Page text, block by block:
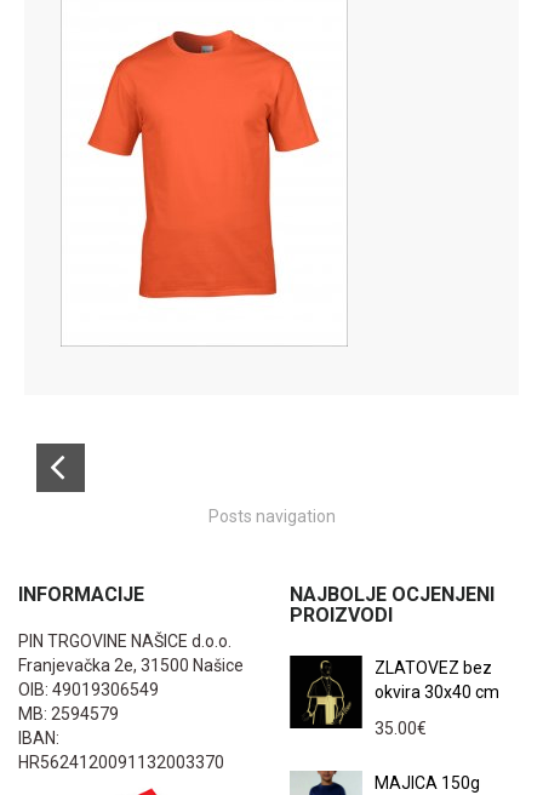
Posts navigation
INFORMACIJE
PIN TRGOVINE NAŠICE d.o.o.
Franjevačka 2e, 31500 Našice
OIB: 49019306549
MB: 2594579
IBAN:
HR5624120091132003370
NAJBOLJE OCJENJENI
PROIZVODI
ZLATOVEZ bez
okvira 30x40 cm
35.00€
MAJICA 150g